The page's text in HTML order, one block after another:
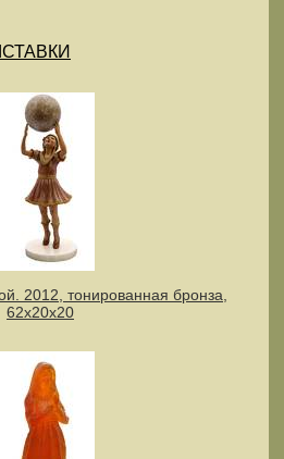
2012, тонированная бронза,
62х20х20